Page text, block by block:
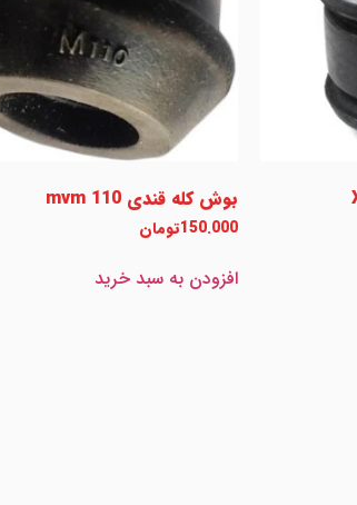
بوش کله قندی mvm 110
150.000تومان
افزودن به سبد خرید